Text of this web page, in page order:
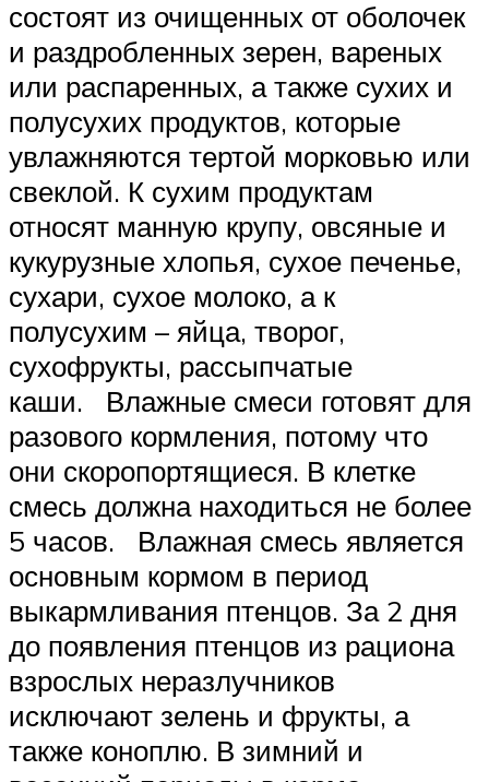
состоят из очищенных от оболочек
и раздробленных зерен, вареных
или распаренных, а также сухих и
полусухих продуктов, которые
увлажняются тертой морковью или
свеклой. К сухим продуктам
относят манную крупу, овсяные и
кукурузные хлопья, сухое печенье,
сухари, сухое молоко, а к
полусухим – яйца, творог,
сухофрукты, рассыпчатые
каши. Влажные смеси готовят для
разового кормления, потому что
они скоропортящиеся. В клетке
смесь должна находиться не более
5 часов. Влажная смесь является
основным кормом в период
выкармливания птенцов. За 2 дня
до появления птенцов из рациона
взрослых неразлучников
исключают зелень и фрукты, а
также коноплю. В зимний и